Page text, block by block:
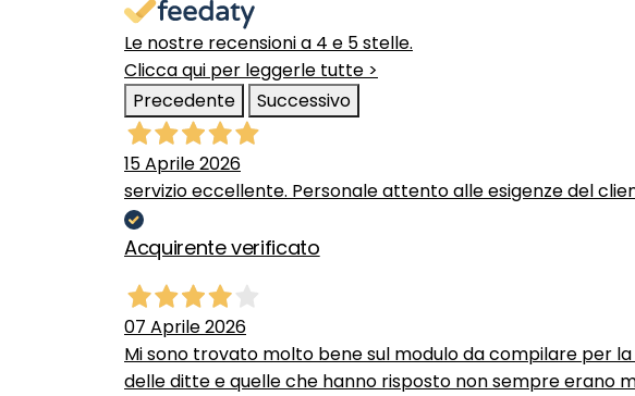
Le nostre recensioni a 4 e 5 stelle.
Clicca qui per leggerle tutte >
Precedente
Successivo
15 Aprile 2026
servizio eccellente. Personale attento alle esigenze del
Acquirente verificato
07 Aprile 2026
Mi sono trovato molto bene sul modulo da compilare per
delle ditte e quelle che hanno risposto non sempre erano